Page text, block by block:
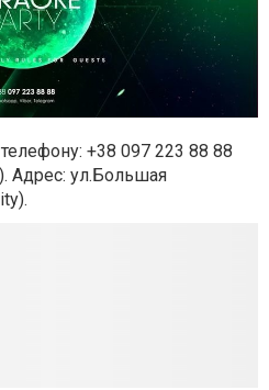
+38 097 223 88 88
Адрес: ул.Большая